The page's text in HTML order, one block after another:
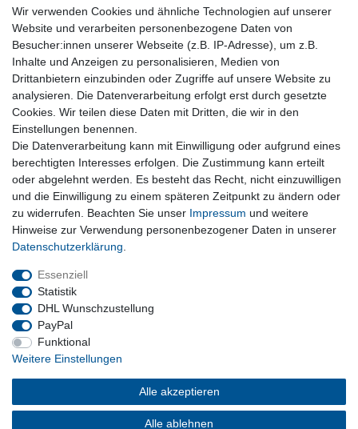
** Hierbei handelt es sich um ein Pflichtfeld.
Service & Hilfe
Kontakt
Warenkorb
Zur Kasse
Nützliches
Newsletter abmelden
Widerrufsformular
Vertrag Widerrufen
Rechtliches
Impressum
Wiederrufsrecht
AGB
Privatkunden
Neukundenanmeldung
Mein Konto
Wir verwenden Cookies und ähnliche Technologien auf unserer
Website und verarbeiten personenbezogene Daten von
Besucher:innen unserer Webseite (z.B. IP-Adresse), um z.B.
Inhalte und Anzeigen zu personalisieren, Medien von
Drittanbietern einzubinden oder Zugriffe auf unsere Website zu
analysieren. Die Datenverarbeitung erfolgt erst durch gesetzte
Cookies. Wir teilen diese Daten mit Dritten, die wir in den
Einstellungen benennen.
Die Datenverarbeitung kann mit Einwilligung oder aufgrund eines
berechtigten Interesses erfolgen. Die Zustimmung kann erteilt
oder abgelehnt werden. Es besteht das Recht, nicht einzuwilligen
und die Einwilligung zu einem späteren Zeitpunkt zu ändern oder
zu widerrufen. Beachten Sie unser Impressum und weitere
Hinweise zur Verwendung personenbezogener Daten in unserer
Daten­schutz­erklärung
Essenziell
Statistik
DHL Wunschzustellung
PayPal
Funktional
Weitere Einstellungen
Alle akzeptieren
Alle ablehnen